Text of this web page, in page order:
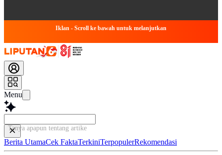
Iklan - Scroll ke bawah untuk melanjutkan
Menu
Tanya apapun tentang artikel ini...
Berita UtamaCek FaktaTerkiniTerpopulerRekomendasi